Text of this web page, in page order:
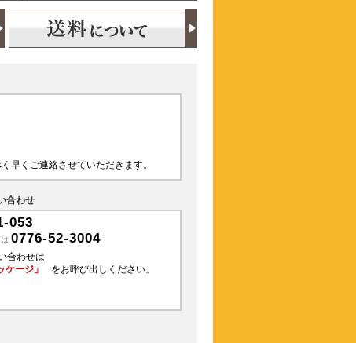
早くご連絡させていただきます。
合わせ
053
0776-52-3004
合わせは
ケージ」
をお呼び出しください。